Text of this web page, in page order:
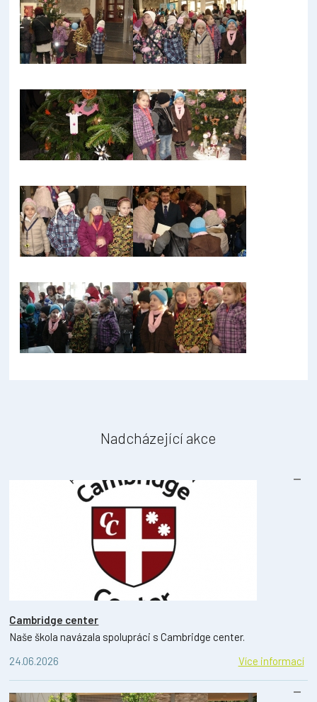
Nadcházející akce
Cambridge center
Naše škola navázala spolupráci s Cambridge center.
24.06.2026
Více informací